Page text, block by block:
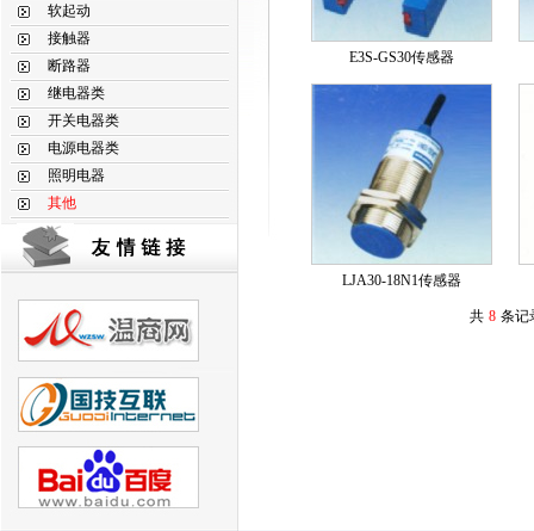
软起动
接触器
断路器
继电器类
开关电器类
电源电器类
照明电器
其他
E3S-GS30传感器
LJA30-18N1传感器
共 8 条记